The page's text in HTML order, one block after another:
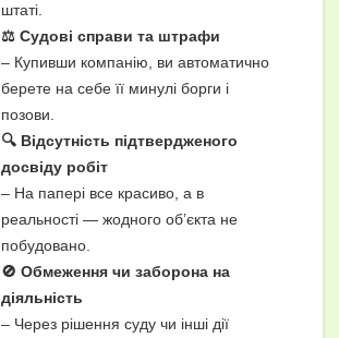
штаті.
⚖️ Судові справи та штрафи
– Купивши компанію, ви автоматично
берете на себе її минулі борги і
позови.
🔍 Відсутність підтвердженого
досвіду робіт
– На папері все красиво, а в
реальності — жодного об’єкта не
побудовано.
🚫 Обмеження чи заборона на
діяльність
– Через рішення суду чи інші дії